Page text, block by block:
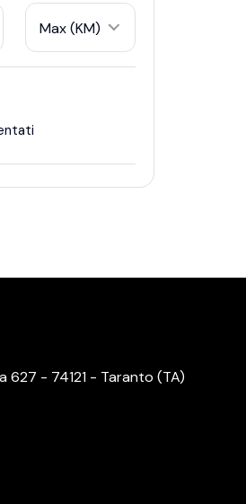
Max (KM)
627 - 74121 - Taranto (TA)